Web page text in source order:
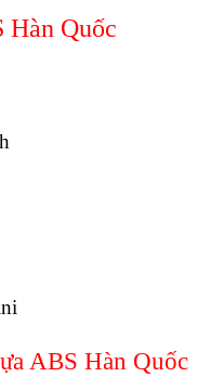
Hàn Quốc
ABS Hàn Quốc